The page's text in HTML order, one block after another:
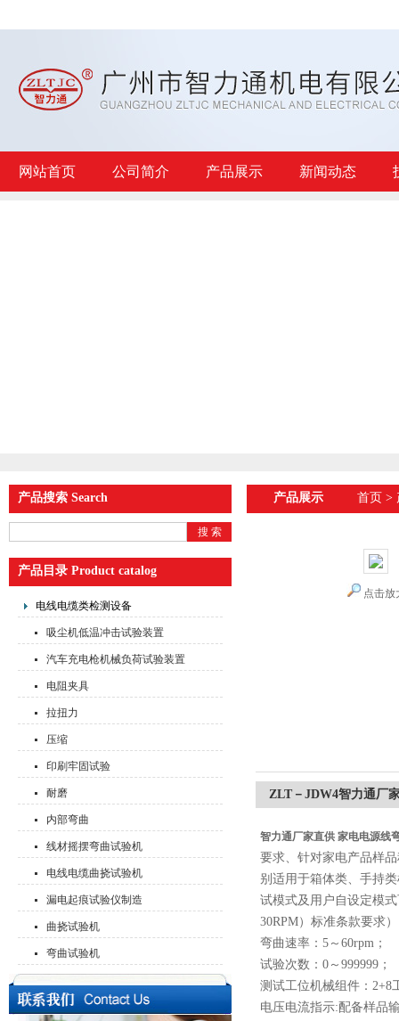
网站首页 公司简介 产品展示 新闻动态
产品搜索 Search
产品目录 Product catalog
电线电缆类检测设备
吸尘机低温冲击试验装置
汽车充电枪机械负荷试验装置
电阻夹具
拉扭力
压缩
印刷牢固试验
耐磨
内部弯曲
线材摇摆弯曲试验机
电线电缆曲挠试验机
漏电起痕试验仪制造
曲挠试验机
弯曲试验机
产品展示 首页 >
点击放
ZLT－JDW4智力通厂
智力通厂家直供 家电电源线
要求、针对家电产品样
别适用于箱体类、手持
试模式及用户自设定模式
30RPM）标准条款要求
弯曲速率：5～60rpm ；
试验次数： 0～999999 ；
测试工位机械组件：2+8
电压电流指示:配备样品